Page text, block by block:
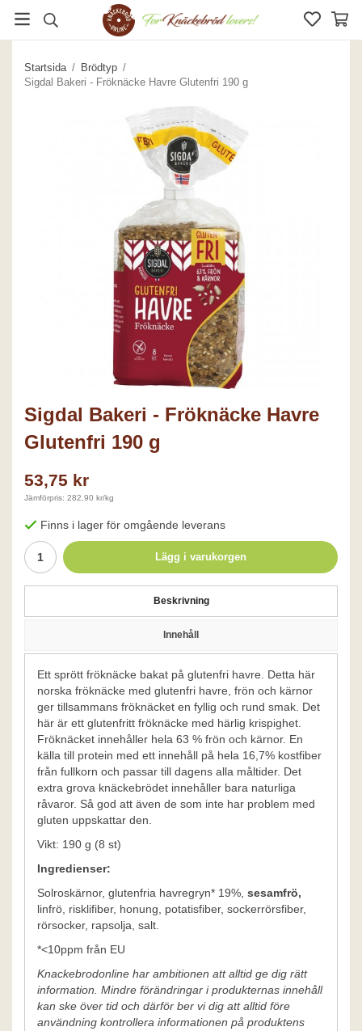
Startsida / Brödtyp /
Sigdal Bakeri - Fröknäcke Havre Glutenfri 190 g
Sigdal Bakeri - Fröknäcke Havre
Glutenfri 190 g
53,75 kr
Jämförpris: 282,90 kr/kg
Finns i lager för omgående leverans
Lägg i varukorgen
Beskrivning
Innehåll
Ett sprött fröknäcke bakat på glutenfri havre. Detta här
norska fröknäcke med glutenfri havre, frön och kärnor
ger tillsammans fröknäcket en fyllig och rund smak. Det
här är ett glutenfritt fröknäcke med härlig krispighet.
Fröknäcket innehåller hela 63 % frön och kärnor. En
källa till protein med ett innehåll på hela 16,7% kostfiber
från fullkorn och passar till dagens alla måltider. Det
extra grova knäckebrödet innehåller bara naturliga
råvaror. Så god att även de som inte har problem med
gluten uppskattar den.
Vikt: 190 g (8 st)
Ingredienser:
Solroskärnor, glutenfria havregryn* 19%, sesamfrö,
linfrö, risklifiber, honung, potatisfiber, sockerrörsfiber,
rörsocker, rapsolja, salt.
*<10ppm från EU
Knackebrodonline har ambitionen att alltid ge dig rätt
information. Mindre förändringar i produkternas innehåll
kan ske över tid och därför ber vi dig att alltid före
användning kontrollera informationen på produktens